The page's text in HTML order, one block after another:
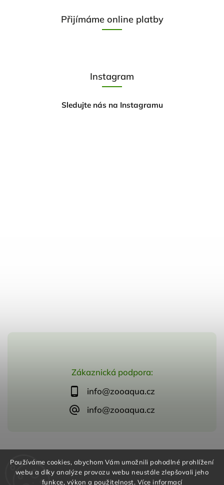
Používáme cookies, abychom Vám umožnili pohodlné prohlížení
webu a díky analýze provozu webu neustále zlepšovali jeho
funkce, výkon a použitelnost. Více informací
Zákaznická podpora:
info@zooaqua.cz
info@zooaqua.cz
Přijímáme online platby
Instagram
Sledujte nás na Instagramu
VytvořilShoptet | DesignShoptak.cz